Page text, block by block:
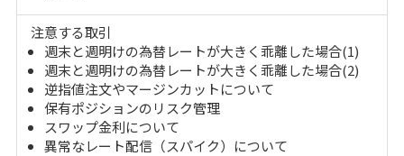
注意する取引
週末と週明けの為替レートが大きく乖離した場合(1)
週末と週明けの為替レートが大きく乖離した場合(2)
逆指値注文やマージンカットについて
保有ポジションのリスク管理
スワップ金利について
異常なレート配信（スパイク）について